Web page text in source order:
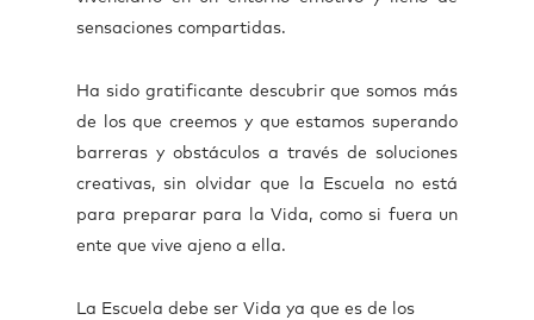
sensaciones compartidas.
Ha sido gratificante descubrir que somos más
de los que creemos y que estamos superando
barreras y obstáculos a través de soluciones
creativas, sin olvidar que la Escuela no está
para preparar para la Vida, como si fuera un
ente que vive ajeno a ella.
La Escuela debe ser Vida ya que es de los